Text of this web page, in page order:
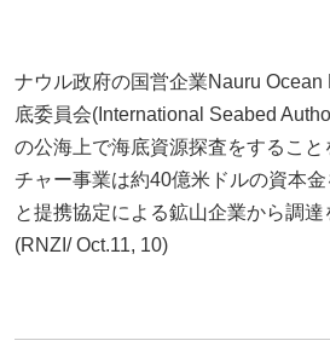
ナウル政府の国営企業Nauru
底委員会(International Seabed
の公海上で海底資源探査をするこ
チャー事業は約40億米ドルの資本
と提携協定による鉱山企業から調達
(RNZI/ Oct.11, 10)